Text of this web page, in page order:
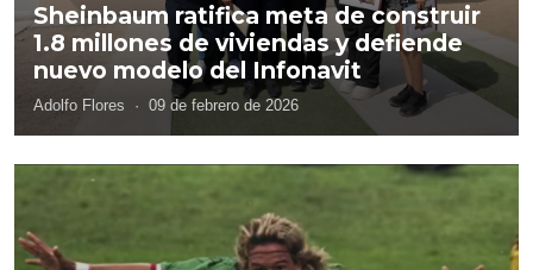
Sheinbaum ratifica meta de construir
1.8 millones de viviendas y defiende
nuevo modelo del Infonavit
Adolfo Flores · 09 de febrero de 2026